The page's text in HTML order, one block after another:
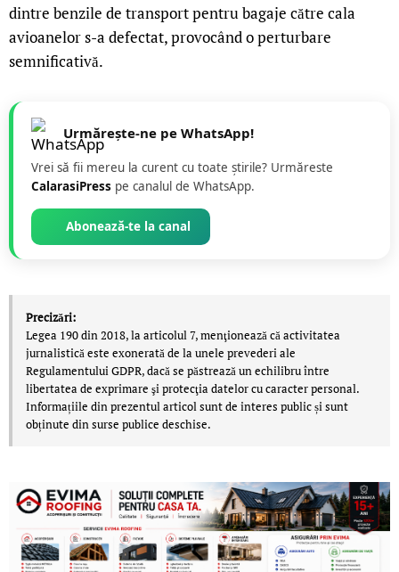
dintre benzile de transport pentru bagaje către cala
avioanelor s-a defectat, provocând o perturbare
semnificativă.
Urmărește-ne pe WhatsApp!
Vrei să fii mereu la curent cu toate știrile? Urmăreste
CalarasiPress pe canalul de WhatsApp.
Abonează-te la canal
Precizări:
Legea 190 din 2018, la articolul 7, menţionează că activitatea
jurnalistică este exonerată de la unele prevederi ale
Regulamentului GDPR, dacă se păstrează un echilibru între
libertatea de exprimare şi protecţia datelor cu caracter personal.
Informațiile din prezentul articol sunt de interes public și sunt
obținute din surse publice deschise.